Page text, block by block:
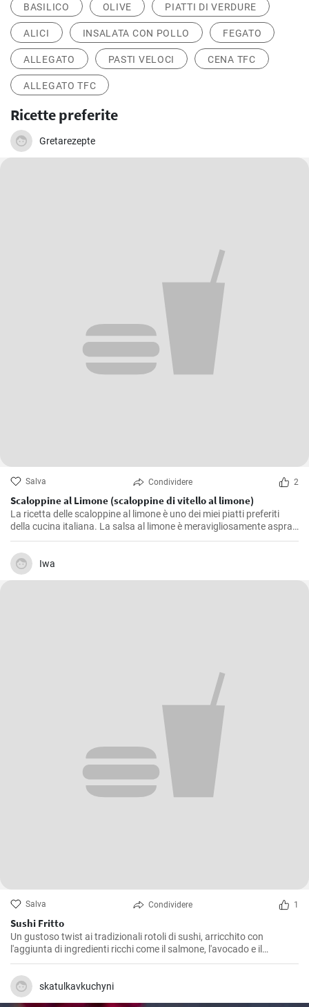
BASILICO OLIVE PIATTI DI VERDURE
ALICI INSALATA CON POLLO FEGATO
ALLEGATO PASTI VELOCI CENA TFC
ALLEGATO TFC
Ricette preferite
Gretarezepte
Salva Condividere 2
Scaloppine al Limone (scaloppine di vitello al limone)
La ricetta delle scaloppine al limone è uno dei miei piatti preferiti
della cucina italiana. La salsa al limone è meravigliosamente aspra
e accentua il sapore della carne di vitello. Si tratta di un piatto di
grande effetto che non solo è buono in estate per la sua leggerezza,
ma che mette di buon umore anche nei periodi più freddi.
Iwa
Salva Condividere 1
Sushi Fritto
Un gustoso twist ai tradizionali rotoli di sushi, arricchito con
l'aggiunta di ingredienti ricchi come il salmone, l'avocado e il
formaggio. La frittura dona al piatto un retrogusto croccante e
delizioso che ne farà innamorare tutti.
skatulkavkuchyni